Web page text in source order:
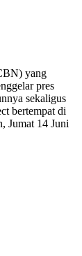
yang
pres
sekaligus
bertempat di
Jumat 14 Juni